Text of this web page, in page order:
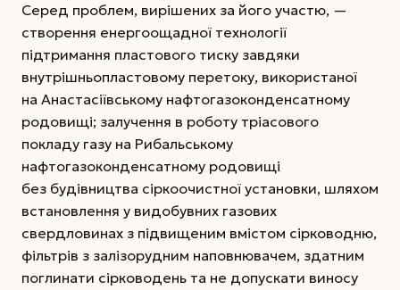
Серед проблем, вирішених за його участю, —
створення енергоощадної технології
підтримання пластового тиску завдяки
внутрішньопластовому перетоку, використаної
на Анастасіївському нафто­газоконденсатному
родовищі; залучення в роботу тріасового
покладу газу на Рибальському
нафтогазоконденсатному родовищі
без будівництва сіркоочистної установки, шляхом
встановлення у видобувних газових
свердловинах з підвищеним вмістом сірководню,
фільтрів з залізорудним наповнювачем, здатним
поглинати сірководень та ­не допускати виносу